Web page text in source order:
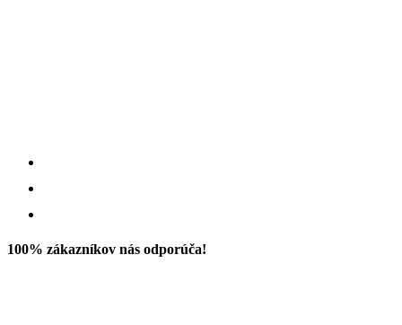
100% zákazníkov nás odporúča!